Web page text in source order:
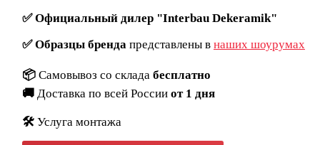
✅Официальный дилер "Interbau Dekeramik"
✅Образцы брендапредставлены в наших шоурумах
📦 Самовывоз со склада бесплатно
🚚 Доставка по всей России от 1 дня
🛠️ Услуга монтажа